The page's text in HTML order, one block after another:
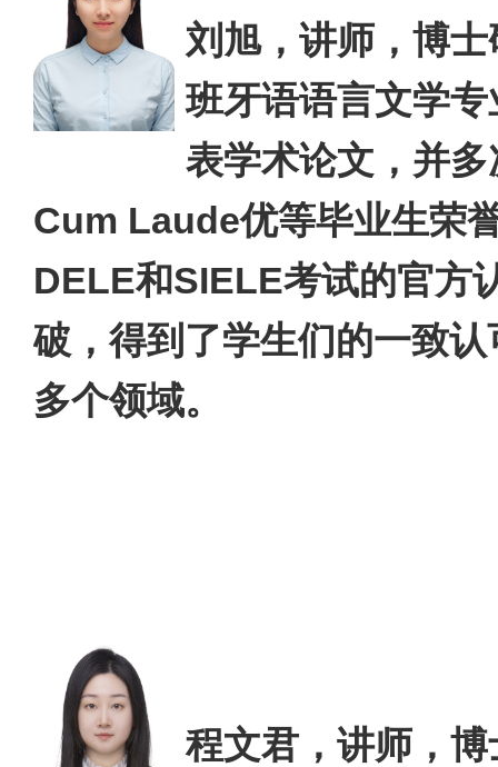
刘旭，讲师，博
班牙语语言文学
表学术论文，并
Cum Laude优等毕业生荣
DELE和SIELE考试的官方
破，得到了学生们的一致
多个领域。
程文君，讲师，